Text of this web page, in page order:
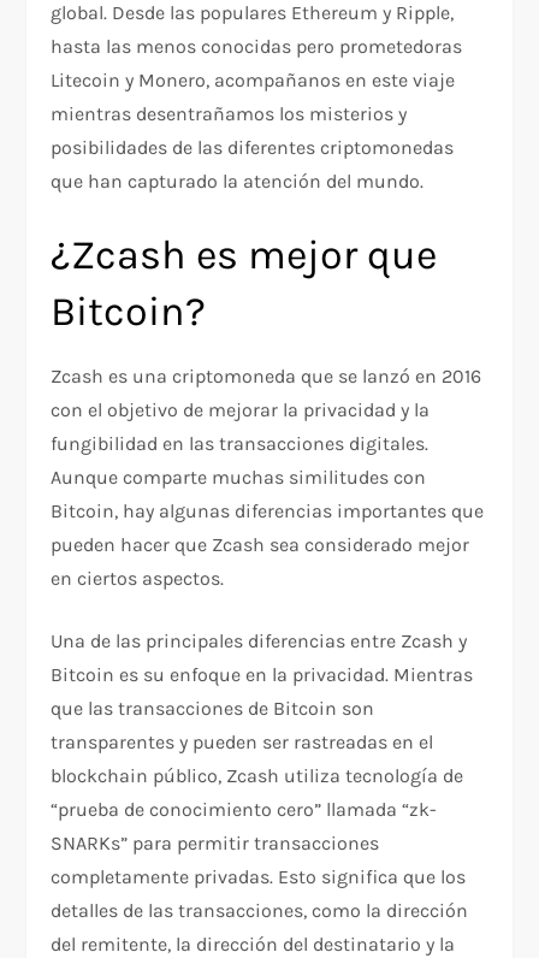
global. Desde las populares Ethereum y Ripple,
hasta las menos conocidas pero prometedoras
Litecoin y Monero, acompañanos en este viaje
mientras desentrañamos los misterios y
posibilidades de las diferentes criptomonedas
que han capturado la atención del mundo.
¿Zcash es mejor que
Bitcoin?
Zcash es una criptomoneda que se lanzó en 2016
con el objetivo de mejorar la privacidad y la
fungibilidad en las transacciones digitales.
Aunque comparte muchas similitudes con
Bitcoin, hay algunas diferencias importantes que
pueden hacer que Zcash sea considerado mejor
en ciertos aspectos.
Una de las principales diferencias entre Zcash y
Bitcoin es su enfoque en la privacidad. Mientras
que las transacciones de Bitcoin son
transparentes y pueden ser rastreadas en el
blockchain público, Zcash utiliza tecnología de
“prueba de conocimiento cero” llamada “zk-
SNARKs” para permitir transacciones
completamente privadas. Esto significa que los
detalles de las transacciones, como la dirección
del remitente, la dirección del destinatario y la